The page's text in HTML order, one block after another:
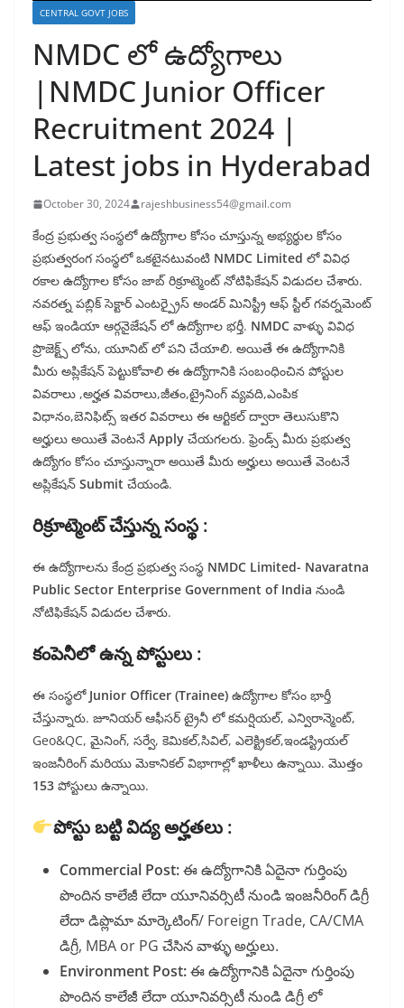
CENTRAL GOVT JOBS
NMDC లో ఉద్యోగాలు
|NMDC Junior Officer
Recruitment 2024 |
Latest jobs in Hyderabad
October 30, 2024 rajeshbusiness54@gmail.com
కేంద్ర ప్రభుత్వ సంస్థలో ఉద్యోగాల కోసం చూస్తున్న అభ్యర్థుల కోసం
ప్రభుత్వరంగ సంస్థలో ఒకటైనటువంటి NMDC Limited లో వివిధ
రకాల ఉద్యోగాల కోసం జాబ్ రిక్రూట్మెంట్ నోటిఫికేషన్ విడుదల చేశారు.
నవరత్న పబ్లిక్ సెక్టార్ ఎంటర్ప్రైస్ అండర్ మినిస్ట్రీ ఆఫ్ స్టీల్ గవర్నమెంట్
ఆఫ్ ఇండియా ఆర్గనైజేషన్ లో ఉద్యోగాల భర్తీ. NMDC వాళ్ళు వివిధ
ప్రొజెక్ట్స్ లోను, యూనిట్ లో పని చేయాలి. అయితే ఈ ఉద్యోగానికి
మీరు అప్లికేషన్ పెట్టుకోవాలి ఈ ఉద్యోగానికి సంబంధించిన పోస్టుల
వివరాలు ,అర్హత వివరాలు,జీతం,ట్రైనింగ్ వ్యవది,ఎంపిక
విధానం,బెనిఫిట్స్ ఇతర వివరాలు ఈ ఆర్టికల్ ద్వారా తెలుసుకొని
అర్హులు అయితే వెంటనే Apply చేయగలరు. ఫ్రెండ్స్ మీరు ప్రభుత్వ
ఉద్యోగం కోసం చూస్తున్నారా అయితే మీరు అర్హులు అయితే వెంటనే
అప్లికేషన్ Submit చేయండి.
రిక్రూట్మెంట్ చేస్తున్న సంస్థ :
ఈ ఉద్యోగాలను కేంద్ర ప్రభుత్వ సంస్థ NMDC Limited- Navaratna
Public Sector Enterprise Government of India నుండి
నోటిఫికేషన్ విడుదల చేశారు.
కంపెనీలో ఉన్న పోస్టులు :
ఈ సంస్థలో Junior Officer (Trainee) ఉద్యోగాల కోసం భార్తీ
చేస్తున్నారు. జూనియర్ ఆఫీసర్ ట్రైనీ లో కమర్షియల్, ఎన్విరాన్మెంట్,
Geo&QC, మైనింగ్, సర్వే, కెమికల్,సివిల్, ఎలెక్ట్రికల్,ఇండస్ట్రియల్
ఇంజనీరింగ్ మరియు మెకానికల్ విభాగాల్లో ఖాళీలు ఉన్నాయి. మొత్తం
153 పోస్టులు ఉన్నాయి.
పోస్టు బట్టి విద్య అర్హతలు :
Commercial Post:ఈ ఉద్యోగానికి ఏదైనా గుర్తింపు
పొందిన కాలేజీ లేదా యూనివర్సిటీ నుండి ఇంజనీరింగ్ డిగ్రీ
లేదా డిప్లొమా మార్కెటింగ్/ Foreign Trade, CA/CMA
డిగ్రీ, MBA or PG చేసిన వాళ్ళు అర్హులు.
Environment Post:ఈ ఉద్యోగానికి ఏదైనా గుర్తింపు
పొందిన కాలేజీ లేదా యూనివర్సిటీ నుండి డిగ్రీ లో